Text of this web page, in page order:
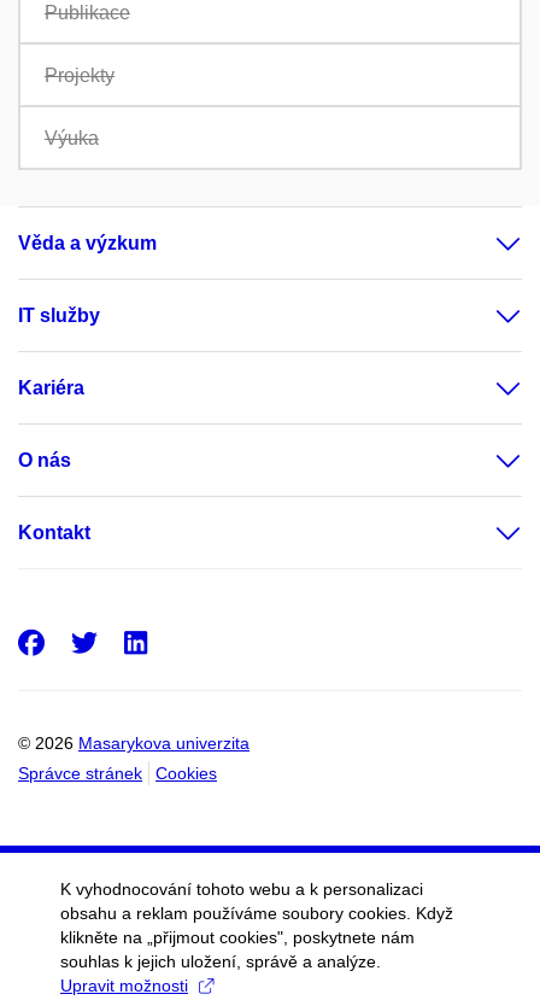
Publikace
Projekty
Výuka
Věda a výzkum
IT služby
Kariéra
O nás
Kontakt
© 2026 Masarykova univerzita
Správce stránek
Cookies
Facebook
Twitter
K vyhodnocování tohoto webu a k personalizaci
obsahu a reklam používáme soubory cookies. Když
klikněte na „přijmout cookies", poskytnete nám
souhlas k jejich uložení, správě a analýze.
Upravit možnosti